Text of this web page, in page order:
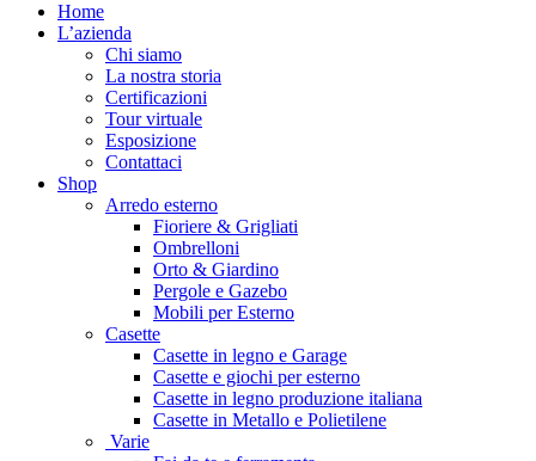
Home
L’azienda
Chi siamo
La nostra storia
Certificazioni
Tour virtuale
Esposizione
Contattaci
Shop
Arredo esterno
Fioriere & Grigliati
Ombrelloni
Orto & Giardino
Pergole e Gazebo
Mobili per Esterno
Casette
Casette in legno e Garage
Casette e giochi per esterno
Casette in legno produzione italiana
Casette in Metallo e Polietilene
Varie